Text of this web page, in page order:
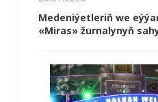
Medeniýetleriň we
«Miras» žurnalynyň